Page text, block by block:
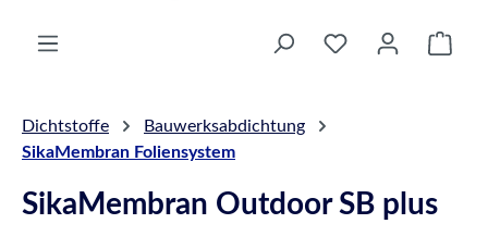
Dichtstoffe
Bauwerksabdichtung
SikaMembran Foliensystem
SikaMembran Outdoor SB plus